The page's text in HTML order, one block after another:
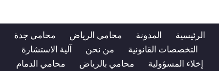
الرئيسية المدونة محامي الرياض
محامي جدة
التخصصات القانونية
من نحن
آلية الاستشارة
إخلاء المسؤولية
محامي بالرياض
محامي الدمام